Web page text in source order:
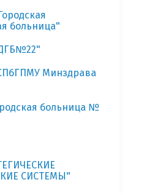
больница"
Минздрава
больница №
СИСТЕМЫ"